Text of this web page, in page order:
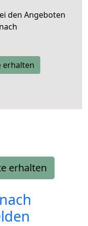
den Angeboten
erhalten
erhalten